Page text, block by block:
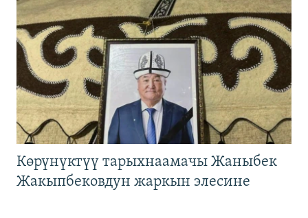
Көрүнүктүү тарыхнаамачы Жаныбек
Жакыпбековдун жаркын элесине